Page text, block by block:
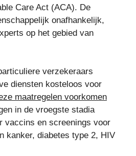
Care Act (ACA). De
onafhankelijk,
op het gebied van
verzekeraars
diensten kosteloos voor
maatregelen voorkomen
in de vroegste stadia
vaccins en screenings voor
kanker, diabetes type 2, HIV